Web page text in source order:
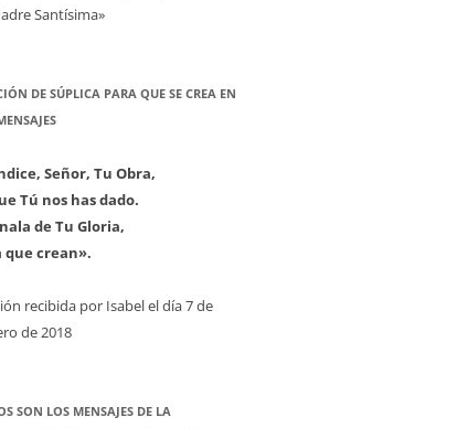
Santísima»
DE SÚPLICA PARA QUE SE CREA EN
Señor, Tu Obra,
Tú nos has dado.
de Tu Gloria,
que crean».
recibida por Isabel el día 7 de
de 2018
SON LOS MENSAJES DE LA